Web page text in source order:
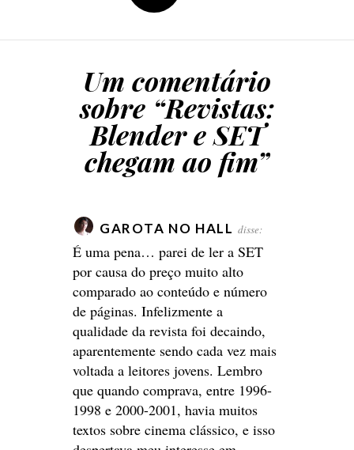
Um comentário
sobre “Revistas:
Blender e SET
chegam ao fim”
GAROTA NO HALL disse:
É uma pena… parei de ler a SET
por causa do preço muito alto
comparado ao conteúdo e número
de páginas. Infelizmente a
qualidade da revista foi decaindo,
aparentemente sendo cada vez mais
voltada a leitores jovens. Lembro
que quando comprava, entre 1996-
1998 e 2000-2001, havia muitos
textos sobre cinema clássico, e isso